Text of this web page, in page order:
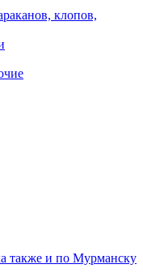
клопов,
также и по Мурманску